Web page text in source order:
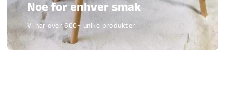
Noe for enhver smak
Vi har over 600+ unike produkter